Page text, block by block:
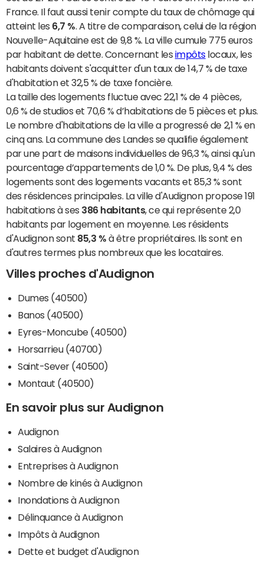
France. Il faut aussi tenir compte du taux de chômage qui
atteint les 6,7 %. A titre de comparaison, celui de la région
Nouvelle-Aquitaine est de 9,8 %. La ville cumule 775 euros
par habitant de dette. Concernant les impôtslocaux, les
habitants doivent s'acquitter d'un taux de 14,7 % de taxe
d'habitation et 32,5 % de taxe foncière.
La taille des logements fluctue avec 22,1 % de 4 pièces,
0,6 % de studios et 70,6 % d’habitations de 5 pièces et plus.
Le nombre d'habitations de la ville a progressé de 2,1 % en
cinq ans. La commune des Landes se qualifie également
par une part de maisons individuelles de 96,3 %, ainsi qu'un
pourcentage d’appartements de 1,0 %. De plus, 9,4 % des
logements sont des logements vacants et 85,3 % sont
des résidences principales. La ville d'Audignon propose 191
habitations à ses 386 habitants, ce qui représente 2,0
habitants par logement en moyenne. Les résidents
d'Audignon sont 85,3 % à être propriétaires. Ils sont en
d'autres termes plus nombreux que les locataires.
Villes proches d'Audignon
Dumes (40500)
Banos (40500)
Eyres-Moncube (40500)
Horsarrieu (40700)
Saint-Sever (40500)
Montaut (40500)
En savoir plus sur Audignon
Audignon
Salaires à Audignon
Entreprises à Audignon
Nombre de kinés à Audignon
Inondations à Audignon
Délinquance à Audignon
Impôts à Audignon
Dette et budget d'Audignon